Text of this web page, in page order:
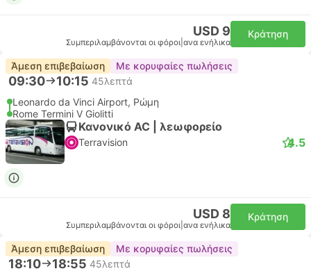
USD 9
Συμπεριλαμβάνονται οι φόροι ανα ενήλικα
Κράτηση
Άμεση επιβεβαίωση Με κορυφαίες πωλήσεις
09:30 10:15 45λεπτά
Leonardo da Vinci Airport, Ρώμη
Rome Termini V Giolitti
Κανονικό AC | λεωφορείο
Terravision 4.5
USD 8
Συμπεριλαμβάνονται οι φόροι ανα ενήλικα
Κράτηση
Άμεση επιβεβαίωση Με κορυφαίες πωλήσεις
18:10 18:55 45λεπτά